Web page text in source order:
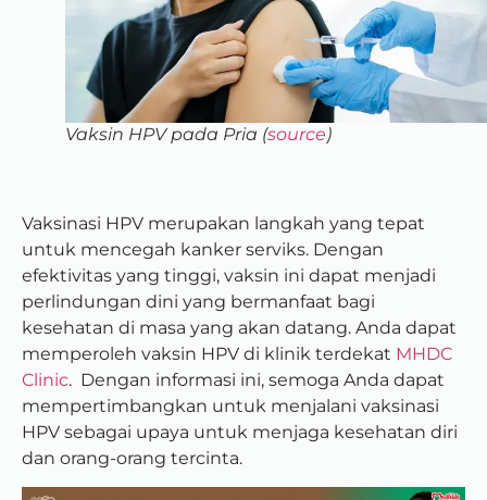
Vaksin HPV pada Pria (source)
Vaksinasi HPV merupakan langkah yang tepat
untuk mencegah kanker serviks. Dengan
efektivitas yang tinggi, vaksin ini dapat menjadi
perlindungan dini yang bermanfaat bagi
kesehatan di masa yang akan datang. Anda dapat
memperoleh vaksin HPV di klinik terdekat MHDC
Clinic. Dengan informasi ini, semoga Anda dapat
mempertimbangkan untuk menjalani vaksinasi
HPV sebagai upaya untuk menjaga kesehatan diri
dan orang-orang tercinta.